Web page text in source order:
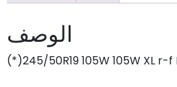
الوصف
245/50R19 105W 105W XL r-f